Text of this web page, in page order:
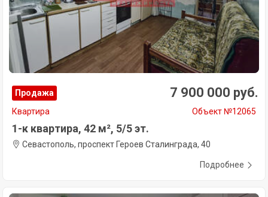
Продажа 7 900 000 руб.
Квартира Объект №12065
1-к квартира, 42 м², 5/5 эт.
Севастополь, проспект Героев Сталинграда, 40
Подробнее